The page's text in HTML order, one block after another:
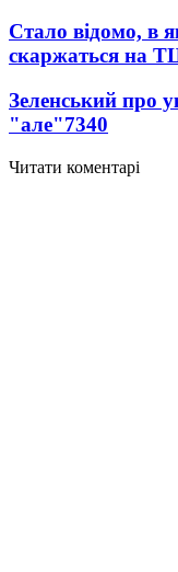
Стало відомо, в
скаржаться на
Зеленський про
"але"7340
Читати коментарі